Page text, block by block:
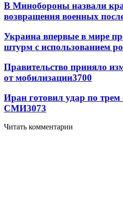
В Минобороны назвали
возвращения военных
Украина впервые в мире
штурм с использованием
Правительство приняло
от мобилизации3700
Иран готовил удар по
СМИ3073
Читать комментарии